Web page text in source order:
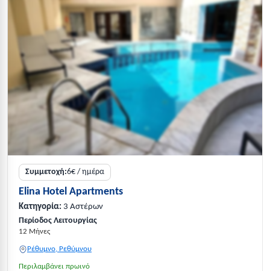
Συμμετοχή:6€ / ημέρα
Elina Hotel Apartments
Κατηγορία: 3 Αστέρων
Περίοδος Λειτουργίας
12 Μήνες
Ρέθυμνο, Ρεθύμνου
Περιλαμβάνει πρωινό